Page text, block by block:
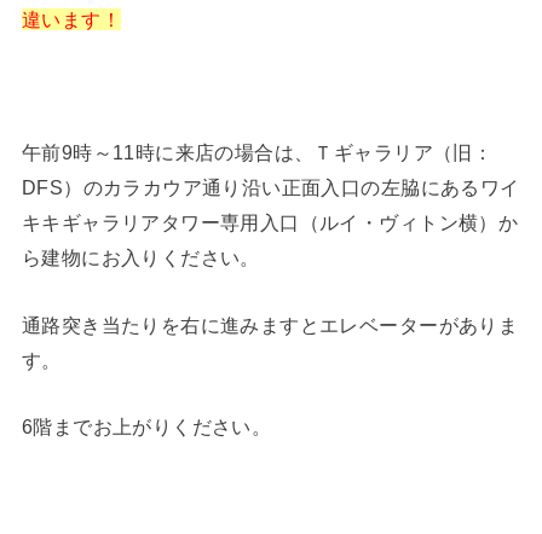
違います！
午前9時～11時に来店の場合は、Ｔギャラリア（旧：
DFS）のカラカウア通り沿い正面入口の左脇にあるワイ
キキギャラリアタワー専用入口（ルイ・ヴィトン横）か
ら建物にお入りください。
通路突き当たりを右に進みますとエレベーターがありま
す。
6階までお上がりください。